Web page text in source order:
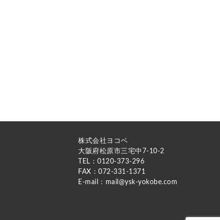
株式会社ヨコベ
大阪府松原市三宅中7-10-2
TEL：0120-373-296
FAX：072-331-1371
E-mail：mail@ysk-yokobe.com